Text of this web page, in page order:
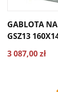
GABLOTA
GSZ13
3 087,00 zł